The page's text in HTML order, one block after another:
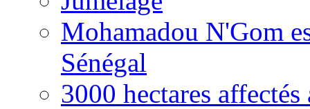
Mohamadou N'Gom
Sénégal
3000 hectares